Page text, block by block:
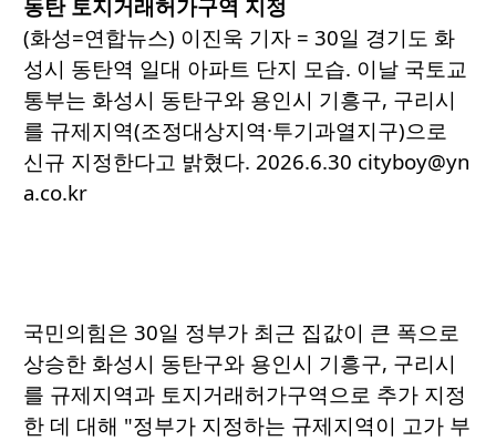
동탄 토지거래허가구역 지정
(화성=연합뉴스) 이진욱 기자 = 30일 경기도 화
성시 동탄역 일대 아파트 단지 모습. 이날 국토교
통부는 화성시 동탄구와 용인시 기흥구, 구리시
를 규제지역(조정대상지역·투기과열지구)으로
신규 지정한다고 밝혔다. 2026.6.30 cityboy@yn
a.co.kr
국민의힘은 30일 정부가 최근 집값이 큰 폭으로
상승한 화성시 동탄구와 용인시 기흥구, 구리시
를 규제지역과 토지거래허가구역으로 추가 지정
한 데 대해 "정부가 지정하는 규제지역이 고가 부